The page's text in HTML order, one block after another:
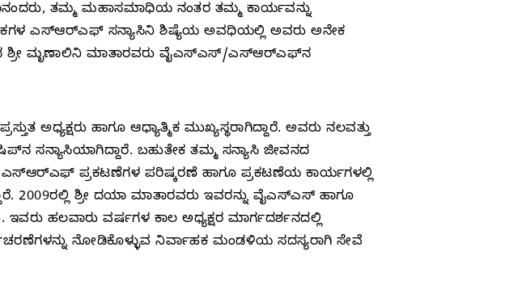
ತಮ್ಮ ಮಹಾಸಮಾಧಿಯ ನಂತರ ತಮ್ಮ ಕಾರ್ಯವನ್ನು
ಎಸ್‌ಆರ್‌ಎಫ್‌ ಸನ್ಯಾಸಿನಿ ಶಿಷ್ಯೆಯ ಅವಧಿಯಲ್ಲಿ ಅವರು ಅನೇಕ
ಶ್ರೀ ಮೃಣಾಲಿನಿ ಮಾತಾರವರು ವೈಎಸ್‌ಎಸ್‌/ಎಸ್‌ಆರ್‌ಎಫ್‌ನ
ಅಧ್ಯಕ್ಷರು ಹಾಗೂ ಆಧ್ಯಾತ್ಮಿಕ ಮುಖ್ಯಸ್ಥರಾಗಿದ್ದಾರೆ. ಅವರು ನಲವತ್ತು
ಬಹುತೇಕ ತಮ್ಮ ಸನ್ಯಾಸಿ ಜೀವನದ
ಪ್ರಕಟಣೆಗಳ ಪರಿಷ್ಕರಣೆ ಹಾಗೂ ಪ್ರಕಟಣೆಯ ಕಾರ್ಯಗಳಲ್ಲಿ
2009ರಲ್ಲಿ ಶ್ರೀ ದಯಾ ಮಾತಾರವರು ಇವರನ್ನು ವೈಎಸ್‌ಎಸ್‌ ಹಾಗೂ
ಹಲವಾರು ವರ್ಷಗಳ ಕಾಲ ಅಧ್ಯಕ್ಷರ ಮಾರ್ಗದರ್ಶನದಲ್ಲಿ
ನೋಡಿಕೊಳ್ಳುವ ನಿರ್ವಾಹಕ ಮಂಡಳಿಯ ಸದಸ್ಯರಾಗಿ ಸೇವೆ